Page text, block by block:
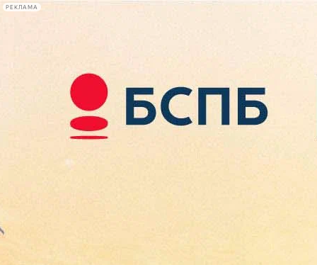
РЕКЛАМА
Сегодня:
2026.08.09
14:58
Афиша Plus